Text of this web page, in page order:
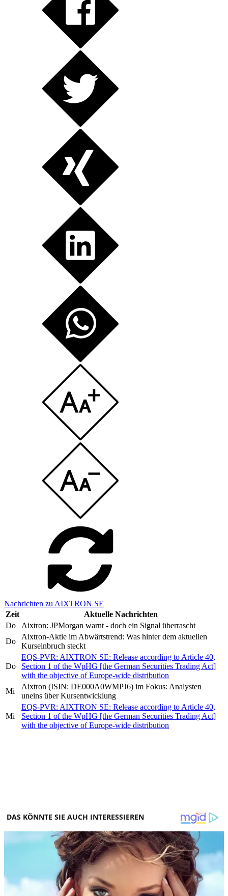
Nachrichten zu AIXTRON SE
Zeit
Aktuelle Nachrichten
Do
Aixtron: JPMorgan warnt - doch ein Signal überrascht
Do
Aixtron-Aktie im Abwärtstrend: Was hinter dem aktuellen
Kurseinbruch steckt
Do
EQS-PVR: AIXTRON SE: Release according to Article 40,
Section 1 of the WpHG [the German Securities Trading Act]
with the objective of Europe-wide distribution
Mi
Aixtron (ISIN: DE000A0WMPJ6) im Fokus: Analysten
uneins über Kursentwicklung
Mi
EQS-PVR: AIXTRON SE: Release according to Article 40,
Section 1 of the WpHG [the German Securities Trading Act]
with the objective of Europe-wide distribution